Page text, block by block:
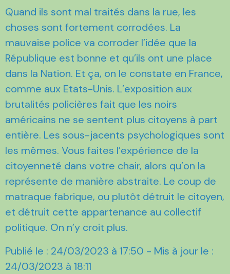
Quand ils sont mal traités dans la rue, les
choses sont fortement corrodées. La
mauvaise police va corroder l’idée que la
République est bonne et qu’ils ont une place
dans la Nation. Et ça, on le constate en France,
comme aux Etats-Unis. L’exposition aux
brutalités policières fait que les noirs
américains ne se sentent plus citoyens à part
entière. Les sous-jacents psychologiques sont
les mêmes. Vous faites l’expérience de la
citoyenneté dans votre chair, alors qu’on la
représente de manière abstraite. Le coup de
matraque fabrique, ou plutôt détruit le citoyen,
et détruit cette appartenance au collectif
politique. On n’y croit plus.
Publié le : 24/03/2023 à 17:50 - Mis à jour le :
24/03/2023 à 18:11